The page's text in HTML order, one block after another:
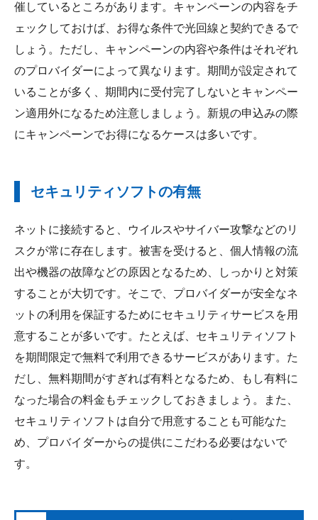
催しているところがあります。キャンペーンの内容をチ
ェックしておけば、お得な条件で光回線と契約できるで
しょう。ただし、キャンペーンの内容や条件はそれぞれ
のプロバイダーによって異なります。期間が設定されて
いることが多く、期間内に受付完了しないとキャンペー
ン適用外になるため注意しましょう。新規の申込みの際
にキャンペーンでお得になるケースは多いです。
セキュリティソフトの有無
ネットに接続すると、ウイルスやサイバー攻撃などのリ
スクが常に存在します。被害を受けると、個人情報の流
出や機器の故障などの原因となるため、しっかりと対策
することが大切です。そこで、プロバイダーが安全なネ
ットの利用を保証するためにセキュリティサービスを用
意することが多いです。たとえば、セキュリティソフト
を期間限定で無料で利用できるサービスがあります。た
だし、無料期間がすぎれば有料となるため、もし有料に
なった場合の料金もチェックしておきましょう。また、
セキュリティソフトは自分で用意することも可能なた
め、プロバイダーからの提供にこだわる必要はないで
す。